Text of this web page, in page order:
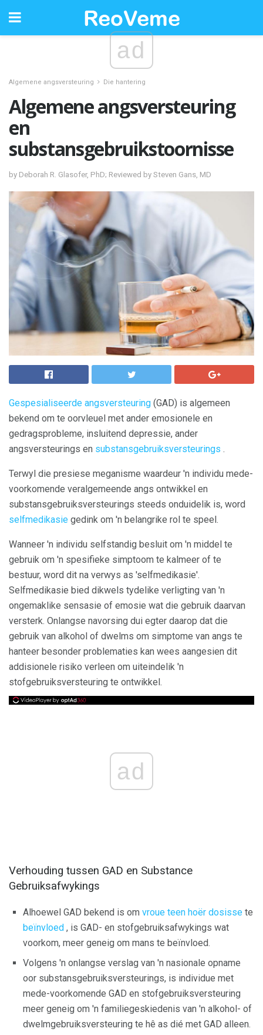
ad
Algemene angsversteuring Die hantering
Algemene angsversteuring
en
substansgebruikstoornisse
by Deborah R. Glasofer, PhD; Reviewed by Steven Gans, MD
Gespesialiseerde angsversteuring (GAD) is algemeen
bekend om te oorvleuel met ander emosionele en
gedragsprobleme, insluitend depressie, ander
angsversteurings en substansgebruiksversteurings .
Terwyl die presiese meganisme waardeur 'n individu mede-
voorkomende veralgemeende angs ontwikkel en
substansgebruiksversteurings steeds onduidelik is, word
selfmedikasie gedink om 'n belangrike rol te speel.
Wanneer 'n individu selfstandig besluit om 'n middel te
gebruik om 'n spesifieke simptoom te kalmeer of te
bestuur, word dit na verwys as 'selfmedikasie'.
Selfmedikasie bied dikwels tydelike verligting van 'n
ongemaklike sensasie of emosie wat die gebruik daarvan
versterk. Onlangse navorsing dui egter daarop dat die
gebruik van alkohol of dwelms om simptome van angs te
hanteer besonder problematies kan wees aangesien dit
addisionele risiko verleen om uiteindelik 'n
stofgebruiksversteuring te ontwikkel.
ad
Verhouding tussen GAD en Substance
Gebruiksafwykings
Alhoewel GAD bekend is om vroue teen hoër dosisse te
beïnvloed , is GAD- en stofgebruiksafwykings wat
voorkom, meer geneig om mans te beïnvloed.
Volgens 'n onlangse verslag van 'n nasionale opname
oor substansgebruiksversteurings, is individue met
mede-voorkomende GAD en stofgebruiksversteuring
meer geneig om 'n familiegeskiedenis van 'n alkohol- of
dwelmgebruiksversteuring te hê as dié met GAD alleen.